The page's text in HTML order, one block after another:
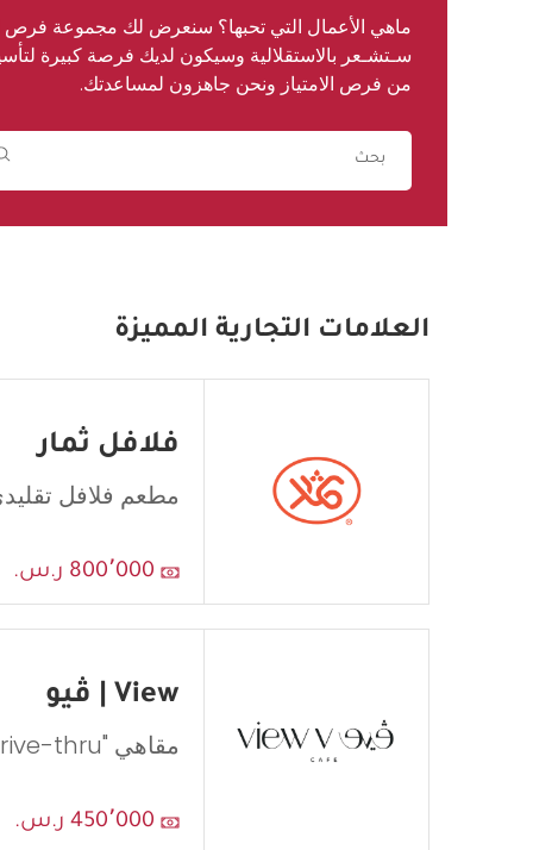
ماهي الأعمال التي تحبها؟ سنعرض لك مجموعة فرص
سـتشـعر بالاستقلالية وسيكون لديك فرصة كبيرة
من فرص الامتياز ونحن جاهزون لمساعدتك.
العلامات التجارية المميزة
فلافل ثمار
مطعم فلافل
800٬000 ر.س.
View | ڤيو
مقاهي "Drive-thru"
450٬000 ر.س.